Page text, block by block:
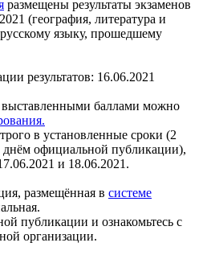
размещены результаты экзаменов
(география, литература и
языку, прошедшему
результатов: 16.06.2021
баллами можно
в установленные сроки (2
официальной публикации),
и 18.06.2021.
размещённая в системе
публикации и ознакомьтесь с
организации.